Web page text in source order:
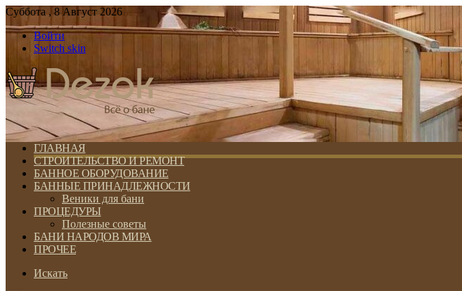
Суббота , 8 Август 2026
Войти
Switch skin
ГЛАВНАЯ
СТРОИТЕЛЬСТВО И РЕМОНТ
БАННОЕ ОБОРУДОВАНИЕ
БАННЫЕ ПРИНАДЛЕЖНОСТИ
Веники для бани
ПРОЦЕДУРЫ
Полезные советы
БАНИ НАРОДОВ МИРА
ПРОЧЕЕ
Искать